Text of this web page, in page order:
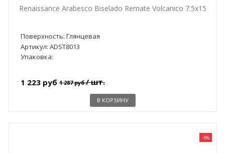
Renaissance Arabesco Biselado Remate Volcanico 7.5x15
Поверхность: Глянцевая
Артикул: ADST8013
Упаковка:
1 223 руб 1 287 руб/ шт.
В КОРЗИНУ
-5%